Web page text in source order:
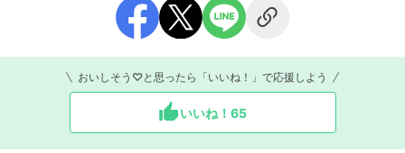
おいしそう♡と思ったら「いいね！」で応援しよう
いいね！ 65